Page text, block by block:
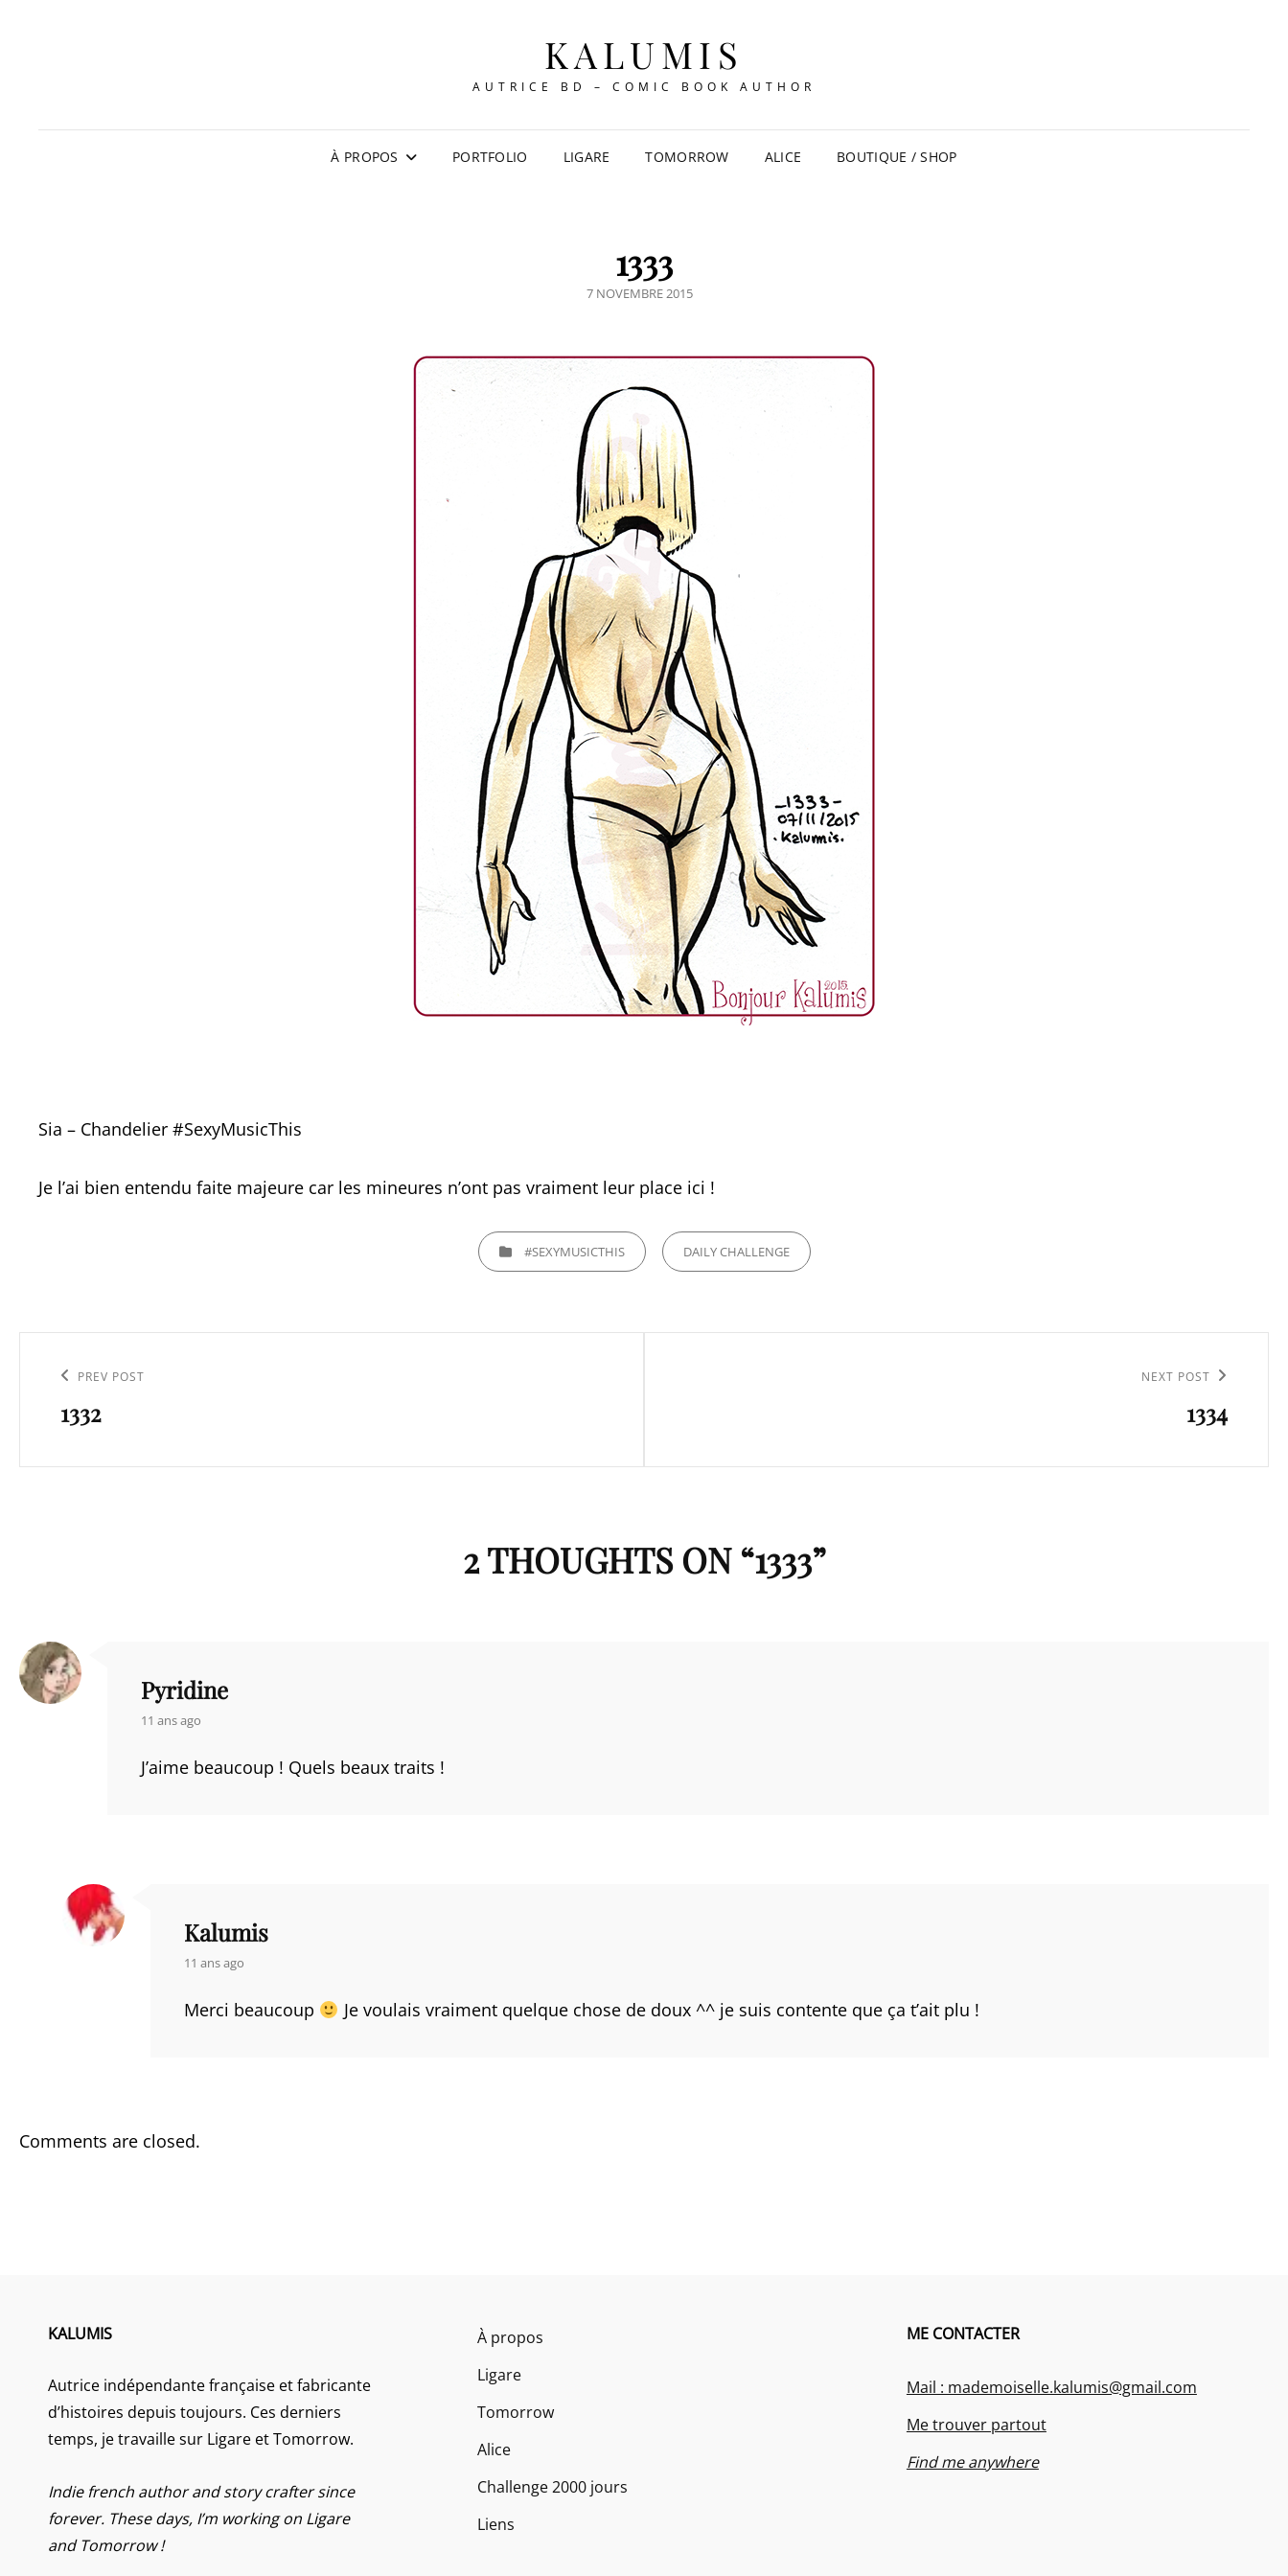
KALUMIS
AUTRICE BD – COMIC BOOK AUTHOR
À PROPOS PORTFOLIO LIGARE TOMORROW ALICE BOUTIQUE / SHOP
1333
POSTED
7 NOVEMBRE 2015
Sia – Chandelier #SexyMusicThis
Je l’ai bien entendu faite majeure car les mineures n’ont pas vraiment leur place ici !
CATEGORIES#SEXYMUSICTHIS DAILY CHALLENGE
l’article
Previous
Post
PREV POST
1332
NEXT POST
1334
2 THOUGHTS ON “1333”
Pyridine
says:
11 ans ago
J’aime beaucoup ! Quels beaux traits !
Kalumis
says:
11 ans ago
Merci beaucoup Je voulais vraiment quelque chose de doux ^^ je suis contente que ça t’ait plu !
Comments are closed.
KALUMIS
Autrice indépendante française et fabricante
d’histoires depuis toujours. Ces derniers
temps, je travaille sur Ligare et Tomorrow.
Indie french author and story crafter since
forever. These days, I’m working on Ligare
and Tomorrow !
À propos
Ligare
Tomorrow
Alice
Challenge 2000 jours
Liens
ME CONTACTER
Mail : mademoiselle.kalumis@gmail.com
Me trouver partout
Find me anywhere